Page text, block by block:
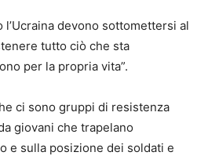
l’Ucraina devono sottomettersi al
tutto ciò che sta
per la propria vita”.
ci sono gruppi di resistenza
giovani che trapelano
e sulla posizione dei soldati e